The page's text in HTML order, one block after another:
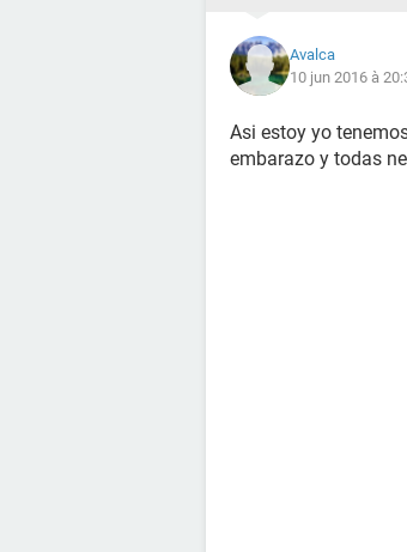
Avalca
10 jun 2016 à
Asi estoy yo
embarazo y todas